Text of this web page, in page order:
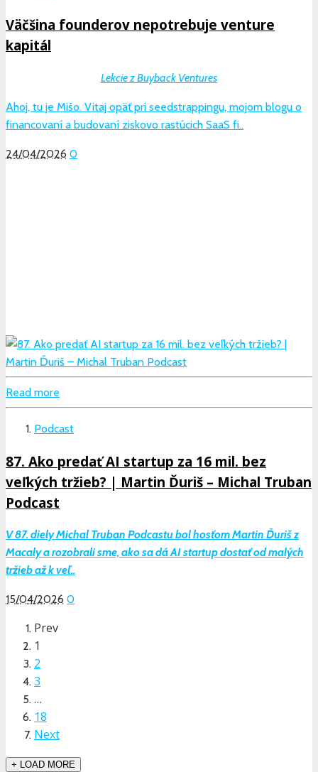
Väčšina founderov nepotrebuje venture
kapitál
Lekcie z Buyback Ventures
Ahoj, tu je Mišo. Vitaj opäť pri seedstrappingu, mojom blogu o
financovaní a budovaní ziskovo rastúcich SaaS fi..
24/04/2026 0
Read more
Podcast
87. Ako predať AI startup za 16 mil. bez
veľkých tržieb? | Martin Ďuriš – Michal Truban
Podcast
V 87. diely Michal Truban Podcastu bol hosťom Martin Ďuriš z
Macaly a rozobrali sme, ako sa dá AI startup dostať od malých
tržieb až k veľ..
15/04/2026 0
Prev
1
2
3
…
18
Next
+ LOAD MORE